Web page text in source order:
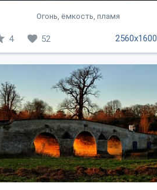
Огонь, ёмкость, пламя
2560x1600
4 52